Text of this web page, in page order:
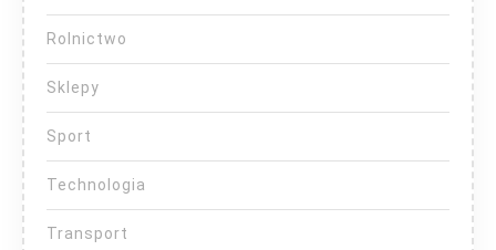
Rolnictwo
Sklepy
Sport
Technologia
Transport